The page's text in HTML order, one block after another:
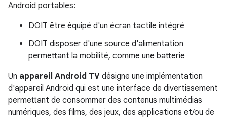
Android portables:
DOIT être équipé d'un écran tactile intégré
DOIT disposer d'une source d'alimentation
permettant la mobilité, comme une batterie
Un appareil Android TV désigne une implémentation
d'appareil Android qui est une interface de divertissement
permettant de consommer des contenus multimédias
numériques, des films, des jeux, des applications et/ou de